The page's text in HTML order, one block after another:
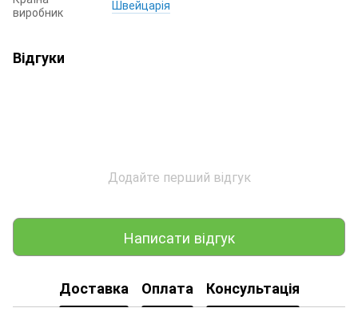
виробник
Швейцарія
Відгуки
Додайте перший відгук
Написати відгук
Доставка Оплата Консультація